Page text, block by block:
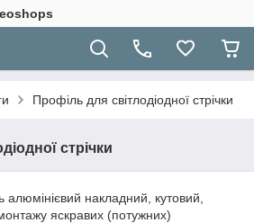
Профіль для світлодіодної стрічки
стрічки
алюмінієвий накладний, кутовий,
яскравих (потужних)